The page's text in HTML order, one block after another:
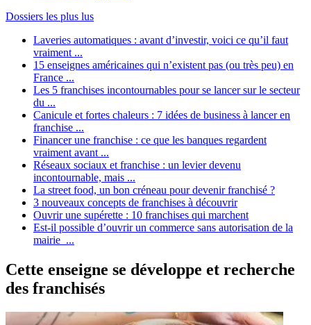
Dossiers les plus lus
Laveries automatiques : avant d’investir, voici ce qu’il faut
vraiment ...
15 enseignes américaines qui n’existent pas (ou très peu) en
France ...
Les 5 franchises incontournables pour se lancer sur le secteur
du ...
Canicule et fortes chaleurs : 7 idées de business à lancer en
franchise ...
Financer une franchise : ce que les banques regardent
vraiment avant ...
Réseaux sociaux et franchise : un levier devenu
incontournable, mais ...
La street food, un bon créneau pour devenir franchisé ?
3 nouveaux concepts de franchises à découvrir
Ouvrir une supérette : 10 franchises qui marchent
Est-il possible d’ouvrir un commerce sans autorisation de la
mairie ...
Cette enseigne se développe et recherche
des franchisés